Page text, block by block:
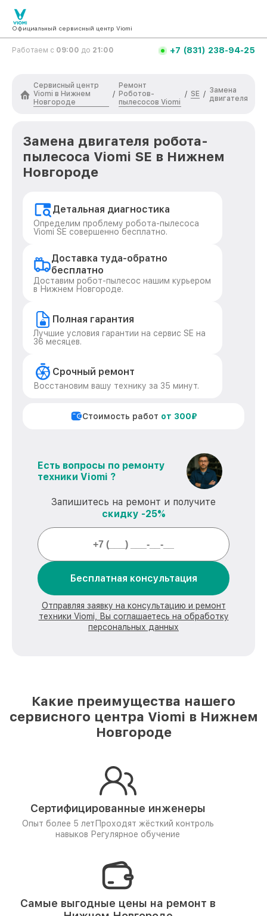
Официальный сервисный центр Viomi
Работаем с 09:00 до 21:00 +7 (831) 238-94-25
Сервисный центр
Viomi в Нижнем
Новгороде
/
Ремонт
Роботов-
пылесосов Viomi
/ SE / Замена
двигателя
Замена двигателя робота-
пылесоса Viomi SE в Нижнем
Новгороде
Детальная диагностика
Определим проблему робота-пылесоса
Viomi SE совершенно бесплатно.
Доставка туда-обратно
бесплатно
Доставим робот-пылесос нашим курьером
в Нижнем Новгороде.
Полная гарантия
Лучшие условия гарантии на сервис SE на
36 месяцев.
Срочный ремонт
Восстановим вашу технику за 35 минут.
Стоимость работ от 300₽
Есть вопросы по ремонту
техники Viomi ?
Запишитесь на ремонт и получите
скидку -25%
Бесплатная консультация
Отправляя заявку на консультацию и ремонт
техники Viomi, Вы соглашаетесь на обработку
персональных данных
Какие преимущества нашего
сервисного центра Viomi в Нижнем
Новгороде
Сертифицированные инженеры
Опыт более 5 лет Проходят жёсткий контроль
навыков Регулярное обучение
Самые выгодные цены на ремонт в